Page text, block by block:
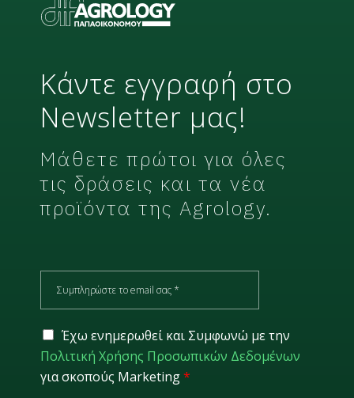
Κάντε εγγραφή στο
Newsletter μας!
Μάθετε πρώτοι για όλες
τις δράσεις και τα νέα
προϊόντα της Agrology.
a
l
*
G
D
P
R
Έχω ενημερωθεί και Συμφωνώ με την
Πολιτική Χρήσης Προσωπικών Δεδομένων
για σκοπούς Marketing*